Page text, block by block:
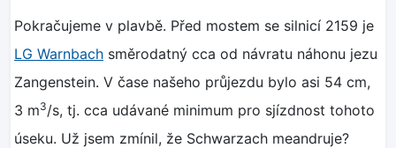
Pokračujeme v plavbě. Před mostem se silnicí 2159 je
LG Warnbach směrodatný cca od návratu náhonu jezu
Zangenstein. V čase našeho průjezdu bylo asi 54 cm,
3 m3/s, tj. cca udávané minimum pro sjízdnost tohoto
úseku. Už jsem zmínil, že Schwarzach meandruje?